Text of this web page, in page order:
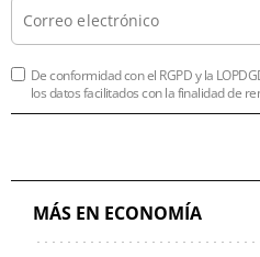
De conformidad con el RGPD y la
los datos facilitados con la finalidad de
MÁS EN ECONOMÍA